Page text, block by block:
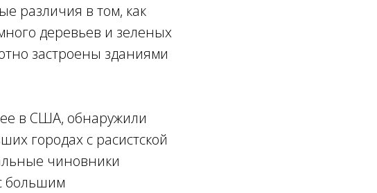
различия в том, как
деревьев и зеленых
застроены зданиями
в США, обнаружили
городах с расистской
чиновники
большим